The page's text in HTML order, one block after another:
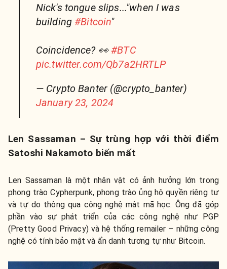
Nick's tongue slips..."when I was
building#Bitcoin"
Coincidence? 👀#BTC
pic.twitter.com/Qb7a2HRTLP
— Crypto Banter (@crypto_banter)
January 23, 2024
Len Sassaman – Sự trùng hợp với thời điểm
Satoshi Nakamoto biến mất
Len Sassaman là một nhân vật có ảnh hưởng lớn trong
phong trào Cypherpunk, phong trào ủng hộ quyền riêng tư
và tự do thông qua công nghệ mật mã học. Ông đã góp
phần vào sự phát triển của các công nghệ như PGP
(Pretty Good Privacy) và hệ thống remailer – những công
nghệ có tính bảo mật và ẩn danh tương tự như Bitcoin.